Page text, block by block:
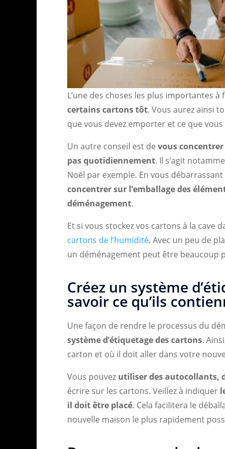
L’une des choses les plus importantes
certains cartons tôt. Vous aurez ainsi
que vous devez emporter et ce que
Un autre conseil est de vous concentrer
pas quotidiennement. Il s’agit
Noël par exemple. En vous
concentrer sur l’emballage des
déménagement.
Et si vous stockez vos cartons à la cave
cartons de l’humidité. Avec un peu de
un déménagement peut être beaucoup
Créez un système
savoir ce qu’ils
Une façon de rendre le processus du
système d’étiquetage des cartons.
carton et où il doit aller dans votre
Vous pouvez utiliser des autocollants,
écrire sur les cartons. Veillez à indiquer
il doit être placé. Cela facilitera le
nouvelle maison le plus rapidement